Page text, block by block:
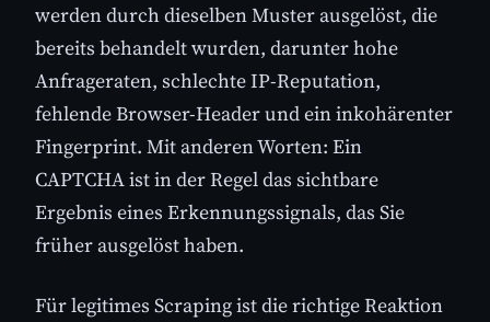
werden durch dieselben Muster ausgelöst, die
bereits behandelt wurden, darunter hohe
Anfrageraten, schlechte IP-Reputation,
fehlende Browser-Header und ein inkohärenter
Fingerprint. Mit anderen Worten: Ein
CAPTCHA ist in der Regel das sichtbare
Ergebnis eines Erkennungssignals, das Sie
früher ausgelöst haben.
Für legitimes Scraping ist die richtige Reaktion